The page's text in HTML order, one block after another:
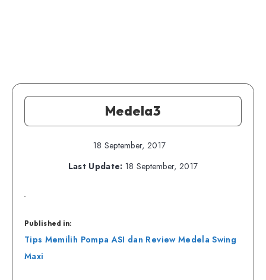
Medela3
18 September, 2017
Last Update: 18 September, 2017
Published in:
Navigasi
pos
Tips Memilih Pompa ASI dan Review Medela Swing
Maxi